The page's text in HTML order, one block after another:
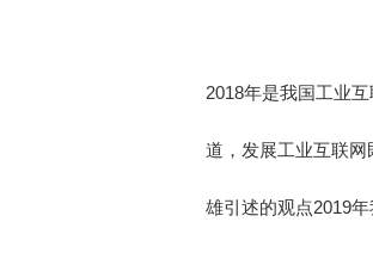
2018年是我国工业
道，发展工业互联
雄引述的观点2019